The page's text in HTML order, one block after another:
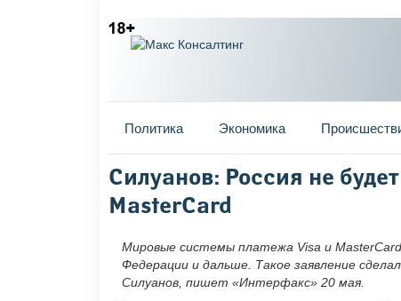
Главное меню
Политика Экономика
Вы здесь
Силуанов: Россия не
MasterCard
Мировые системы платежа Visa и
Федерации и дальше. Такое заявление
Силуанов, пишет «Интерфакс» 20 мая.